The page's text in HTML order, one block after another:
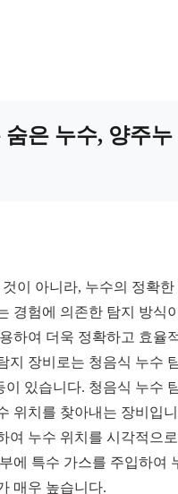
은 누수, 양주누
이 아니라, 누수의 정확한
경험에 의존한 탐지 방식
하여 더욱 정확하고 효율
지 장비로는 청음식 누수
있습니다. 청음식 누수
위치를 찾아내는 장비입
여 누수 위치를 시각적으
에 특수 가스를 주입하여
매우 높습니다.